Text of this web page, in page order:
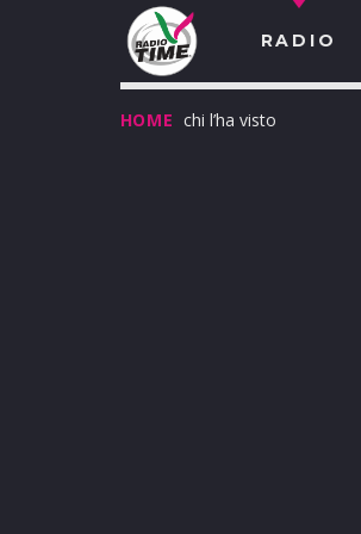
RADIO
HOME chi l’ha visto